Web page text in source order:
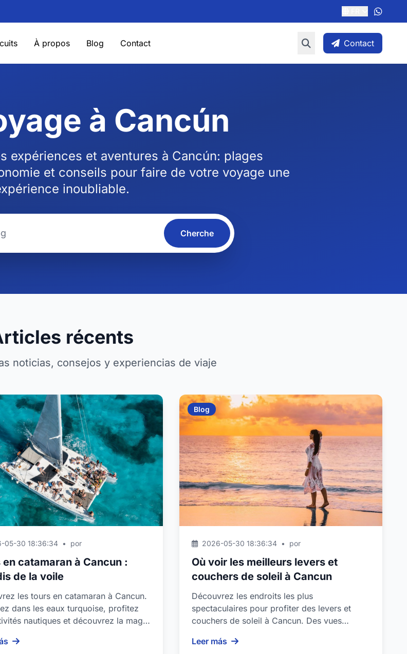
À propos Blog Contact Contact
à Cancún
expériences et aventures à Cancún: plages
et conseils pour faire de votre voyage une
inoubliable.
Cherche
récents
noticias, consejos y experiencias de viaje
05-30 18:36:34 • por
en catamaran à Cancun :
de la voile
les tours en catamaran à Cancun.
dans les eaux turquoise, profitez
nautiques et découvrez la magie
Blog
2026-05-30 18:36:34 • por
Où voir les meilleurs levers et
couchers de soleil à Cancun
Découvrez les endroits les plus
spectaculaires pour profiter des levers et
couchers de soleil à Cancun. Des vues
Leer más